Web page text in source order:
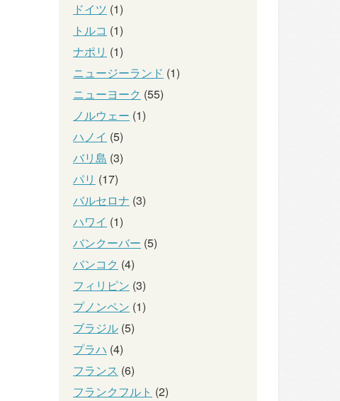
ドイツ (1)
トルコ (1)
ナポリ (1)
ニュージーランド (1)
ニューヨーク (55)
ノルウェー (1)
ハノイ (5)
バリ島 (3)
パリ (17)
バルセロナ (3)
ハワイ (1)
バンクーバー (5)
バンコク (4)
フィリピン (3)
プノンペン (1)
ブラジル (5)
プラハ (4)
フランス (6)
フランクフルト (2)